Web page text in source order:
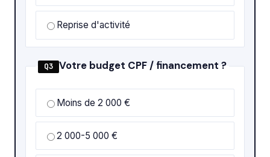
Reprise d'activité
Q3 Votre budget CPF / financement ?
Moins de 2 000 €
2 000-5 000 €